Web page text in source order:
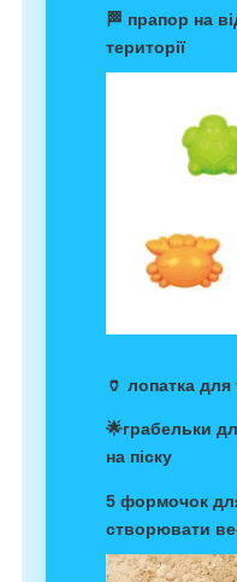
🏁 прапор на
території
🏺 лопатка
🌟грабельки
на піску
5 формочок
створювати